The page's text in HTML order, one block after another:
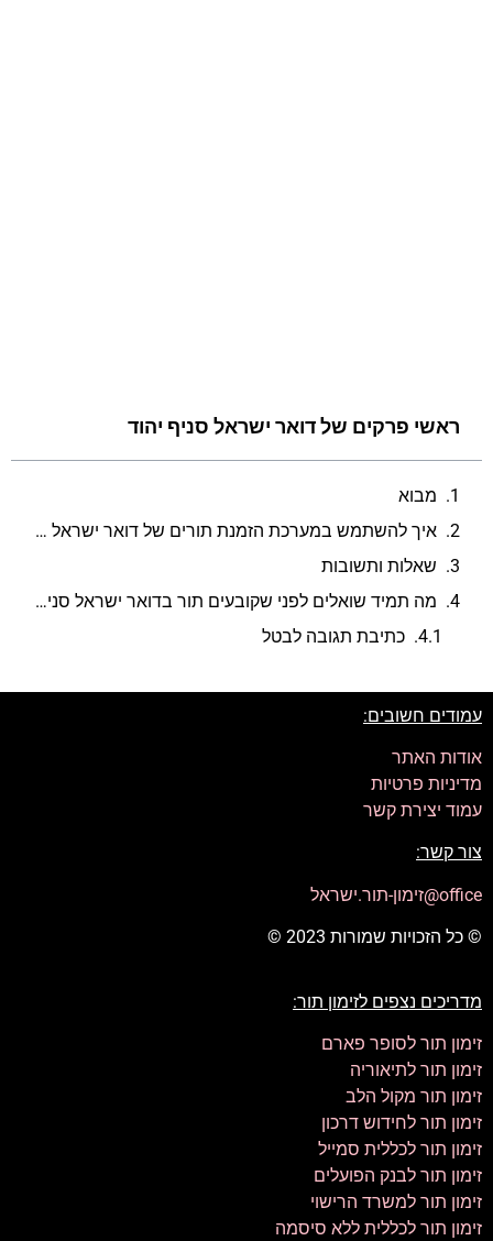
ראשי פרקים של דואר ישראל סניף יהוד
מבוא
איך להשתמש במערכת הזמנת תורים של דואר ישראל לסניף יהוד?
שאלות ותשובות
מה תמיד שואלים לפני שקובעים תור בדואר ישראל סניף יהוד?
כתיבת תגובה לבטל
עמודים חשובים:
אודות האתר
מדיניות פרטיות
עמוד יצירת קשר
צור קשר:
office@זימון-תור.ישראל
© כל הזכויות שמורות 2023 ©
מדריכים נצפים לזימון תור:
זימון תור לסופר פארם
זימון תור לתיאוריה
זימון תור מקול הלב
זימון תור לחידוש דרכון
זימון תור לכללית סמייל
זימון תור לבנק הפועלים
זימון תור למשרד הרישוי
זימון תור לכללית ללא סיסמה